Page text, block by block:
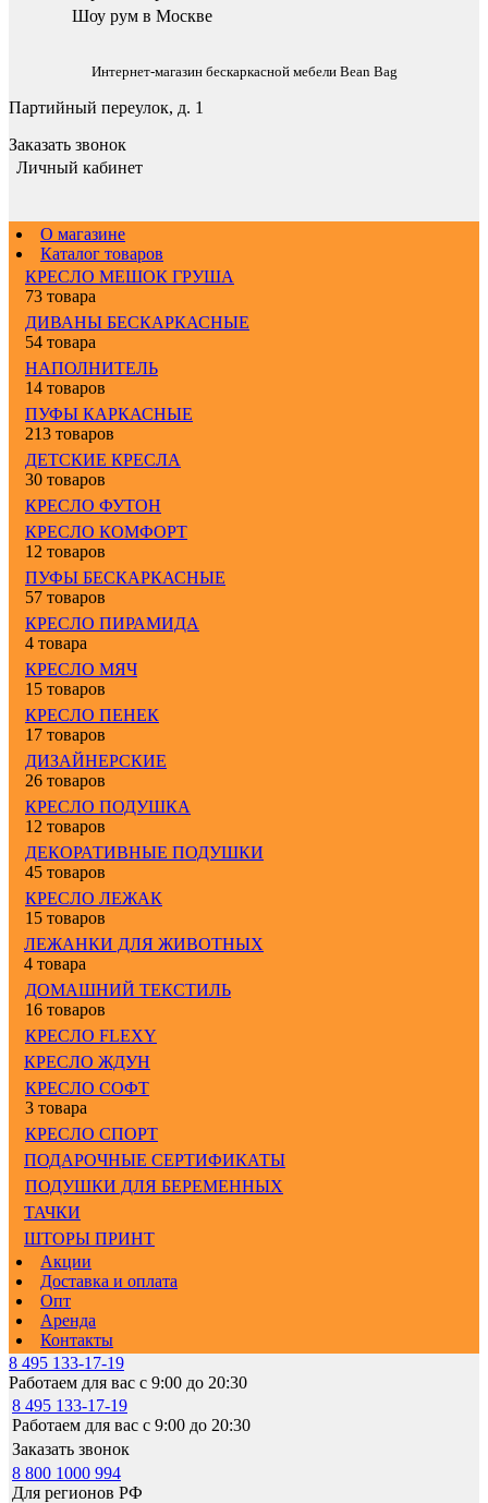
Шоу рум в Москве
Интернет-магазин бескаркасной мебели Bean Bag
Партийный переулок, д. 1
Заказать звонок
Личный кабинет
О магазине
Каталог товаров
КРЕСЛО МЕШОК ГРУША
73 товара
ДИВАНЫ БЕСКАРКАСНЫЕ
54 товара
НАПОЛНИТЕЛЬ
14 товаров
ПУФЫ КАРКАСНЫЕ
213 товаров
ДЕТСКИЕ КРЕСЛА
30 товаров
КРЕСЛО ФУТОН
КРЕСЛО КОМФОРТ
12 товаров
ПУФЫ БЕСКАРКАСНЫЕ
57 товаров
КРЕСЛО ПИРАМИДА
4 товара
КРЕСЛО МЯЧ
15 товаров
КРЕСЛО ПЕНЕК
17 товаров
ДИЗАЙНЕРСКИЕ
26 товаров
КРЕСЛО ПОДУШКА
12 товаров
ДЕКОРАТИВНЫЕ ПОДУШКИ
45 товаров
КРЕСЛО ЛЕЖАК
15 товаров
ЛЕЖАНКИ ДЛЯ ЖИВОТНЫХ
4 товара
ДОМАШНИЙ ТЕКСТИЛЬ
16 товаров
КРЕСЛО FLEXY
КРЕСЛО ЖДУН
КРЕСЛО СОФТ
3 товара
КРЕСЛО СПОРТ
ПОДАРОЧНЫЕ СЕРТИФИКАТЫ
ПОДУШКИ ДЛЯ БЕРЕМЕННЫХ
ТАЧКИ
ШТОРЫ ПРИНТ
Акции
Доставка и оплата
Опт
Аренда
Контакты
8 495 133-17-19
Работаем для вас с 9:00 до 20:30
8 495 133-17-19
Работаем для вас с 9:00 до 20:30
Заказать звонок
8 800 1000 994
Для регионов РФ